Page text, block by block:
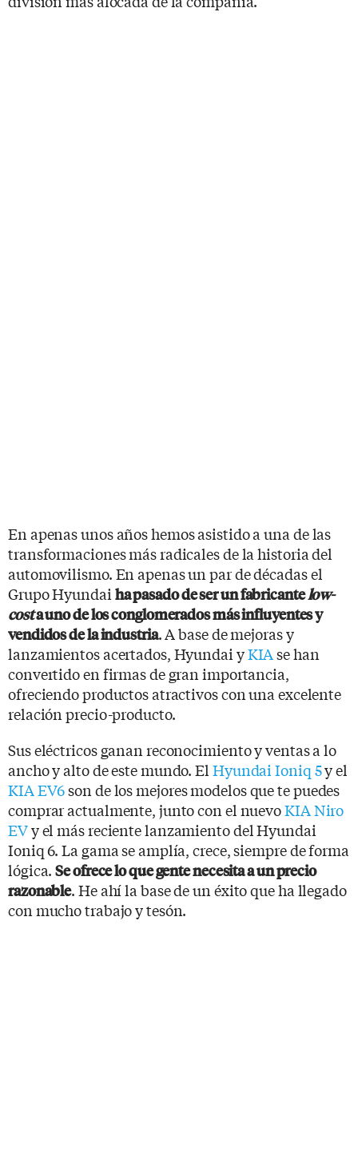
En apenas unos años hemos asistido a una de las
transformaciones más radicales de la historia del
automovilismo. En apenas un par de décadas el
Grupo Hyundai ha pasado de ser un fabricantelow-
costa uno de los conglomerados más influyentes y
vendidos de la industria. A base de mejoras y
lanzamientos acertados, Hyundai yKIAse han
convertido en firmas de gran importancia,
ofreciendo productos atractivos con una excelente
relación precio-producto.
Sus eléctricos ganan reconocimiento y ventas a lo
ancho y alto de este mundo. El Hyundai Ioniq 5y el
KIA EV6son de los mejores modelos que te puedes
comprar actualmente, junto con el nuevoKIA Niro
EVy el más reciente lanzamiento del Hyundai
Ioniq 6. La gama se amplía, crece, siempre de forma
lógica.Se ofrece lo que gente necesita a un precio
razonable. He ahí la base de un éxito que ha llegado
con mucho trabajo y tesón.